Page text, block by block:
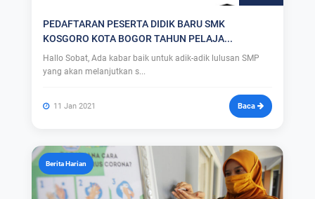
PEDAFTARAN PESERTA DIDIK BARU SMK
KOSGORO KOTA BOGOR TAHUN PELAJA...
Hallo Sobat, Ada kabar baik untuk adik-adik lulusan SMP
yang akan melanjutkan s...
11 Jan 2021 Baca
Berita Harian